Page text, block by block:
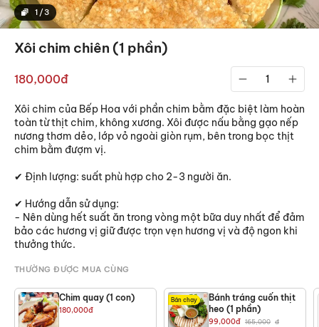
1 /3
Xôi chim chiên (1 phần)
180,000đ
Xôi chim của Bếp Hoa với phần chim bằm đặc biệt làm hoàn
toàn từ thịt chim, không xương. Xôi được nấu bằng gạo nếp
nương thơm dẻo, lớp vỏ ngoài giòn rụm, bên trong bọc thịt
chim bằm đượm vị.
✔ Định lượng: suất phù hợp cho 2-3 người ăn.
✔ Hướng dẫn sử dụng:
- Nên dùng hết suất ăn trong vòng một bữa duy nhất để đảm
bảo các hương vị giữ được trọn vẹn hương vị và độ ngon khi
thưởng thức.
THƯỜNG ĐƯỢC MUA CÙNG
Chim quay (1 con)
180,000đ
Bán chạy
Bánh tráng cuốn thịt
heo (1 phần)
99,000đ 165,000 đ